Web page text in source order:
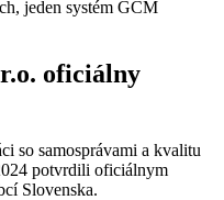
jeden systém GCM
oficiálny
so samosprávami a kvalitu
potvrdili oficiálnym
Slovenska.